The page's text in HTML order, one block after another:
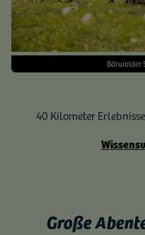
Bärwalder
40 Kilometer
Große